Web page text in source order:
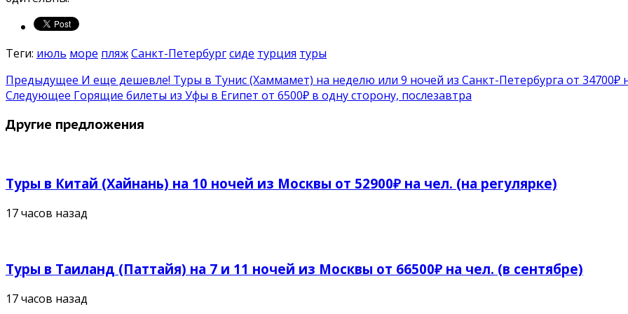
Теги: июль море пляжСанкт-Петербургсиде турция туры
Предыдущее И еще дешевле! Туры в Тунис (Хаммамет) на неделю или 9 ночей из Санкт-Петербурга от 34700₽
Следующее Горящие билеты из Уфы в Египет от 6500₽ в одну сторону, послезавтра
Другие предложения
Туры в Китай (Хайнань) на 10 ночей из Москвы от 52900₽ на чел. (на регулярке)
17 часов назад
Туры в Таиланд (Паттайя) на 7 и 11 ночей из Москвы от 66500₽ на чел. (в сентябре)
17 часов назад